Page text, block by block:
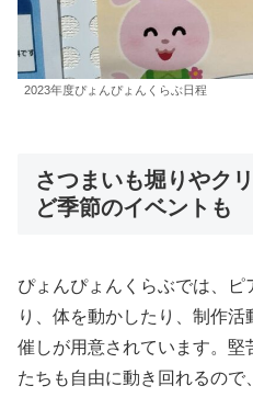
2023年度ぴょんぴょんくらぶ日程
さつまいも堀りやク
ど季節のイベントも
ぴょんぴょんくらぶでは、ピ
り、体を動かしたり、制作
催しが用意されています。堅
たちも自由に動き回れるの